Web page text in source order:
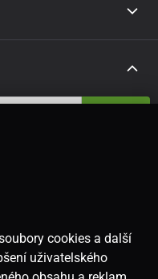
cookies a další
uživatelského